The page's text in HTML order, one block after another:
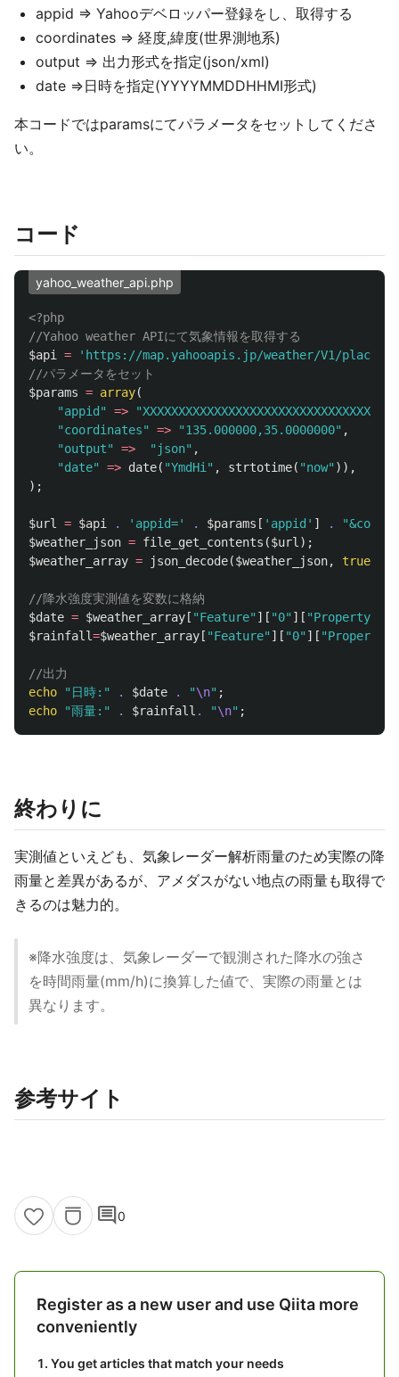
appid => Yahooデベロッパー登録をし、取得する
coordinates => 経度,緯度(世界測地系)
output => 出力形式を指定(json/xml)
date =>日時を指定(YYYYMMDDHHMI形式)
本コードではparamsにてパラメータをセットしてくださ
い。
コード
yahoo_weather_api.php
<?php
//Yahoo weather APIにて気象情報を取得する
$api
= 'https://map.yahooapis.jp/weather/V1/place?'
//パラメータをセット
$params = array(
"appid"
=>
"coordinates"
=> "135.000000,35.0000000" ,
"output"
=> "json" ,
"date"
=> date( "YmdHi" , strtotime( "now" )),
);
$url = $api . 'appid=' . $params [ 'appid' ] .
$weather_json = file_get_contents ($url );
$weather_array = json_decode($weather_json, true
//降水強度実測値を変数に格納
$date = $weather_array [ "Feature" ][ "0" ][ "Property"
$rainfall=$weather_array [ "Feature" ][ "0" ][ "Property"
//出力
echo
"日時:" . $date . "\n" ;
echo
"雨量:" . $rainfall . "\n" ;
終わりに
実測値といえども、気象レーダー解析雨量のため実際の降
雨量と差異があるが、アメダスがない地点の雨量も取得で
きるのは魅力的。
※降水強度は、気象レーダーで観測された降水の強さ
を時間雨量(mm/h)に換算した値で、実際の雨量とは
異なります。
参考サイト
comment0
Register as a new user and use Qiita more
conveniently
You get articles that match your needs